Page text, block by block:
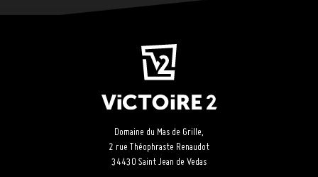
Domaine du Mas de Grille,
2 rue Théophraste Renaudot
34430 Saint Jean de Vedas